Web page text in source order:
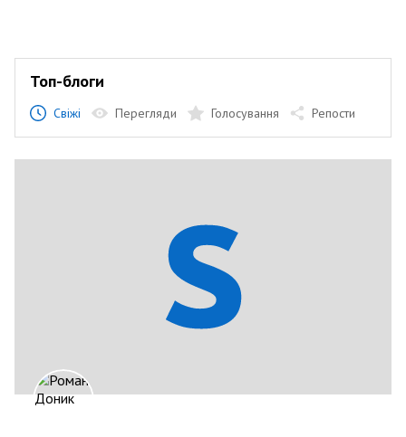
Топ-блоги
Свіжі Перегляди Голосування Репости